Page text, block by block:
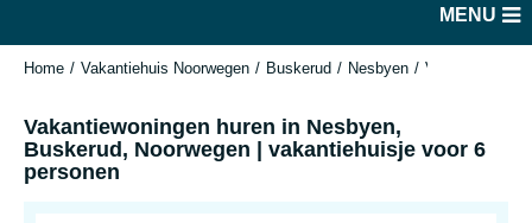
MENU
Home Vakantiehuis Noorwegen Buskerud Nesbyen
Vakantiewoningen huren in Nesbyen,
Buskerud, Noorwegen | vakantiehuisje voor 6
personen